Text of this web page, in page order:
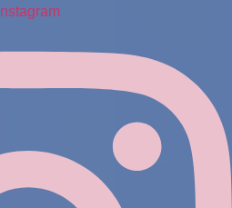
Instagram